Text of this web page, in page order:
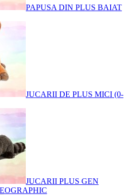
PAPUSA DIN PLUS BAIAT
JUCARII DE PLUS MICI (0-
JUCARII PLUS GEN